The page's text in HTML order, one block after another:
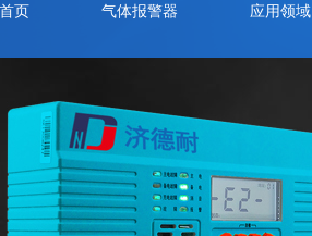
页 气体报警器 应用领域